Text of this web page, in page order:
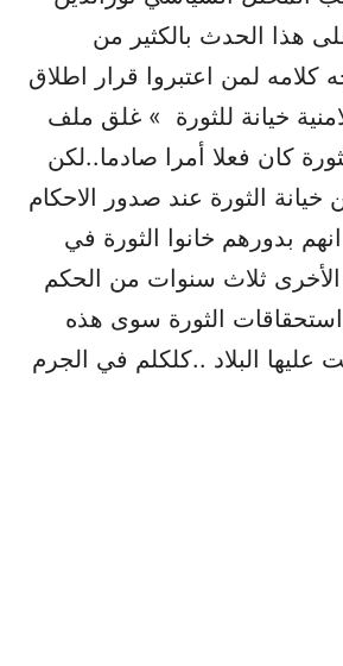
هذا الحدث بالكثير من
كلامه لمن اعتبروا قرار اطلاق
خيانة للثورة » غلق ملف
كان فعلا أمرا صادما..لكن
خيانة الثورة عند صدور الاحكام
بدورهم خانوا الثورة في
الأخرى ثلاث سنوات من الحكم
استحقاقات الثورة سوى هذه
عليها البلاد ..كلكلم في الجرم